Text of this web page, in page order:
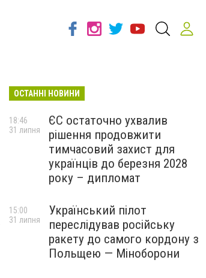
ОСТАННІ НОВИНИ
ЄС остаточно ухвалив
рішення продовжити
тимчасовий захист для
українців до березня 2028
року – дипломат
18:46
31 липня
Український пілот
переслідував російську
ракету до самого кордону з
Польщею — Міноборони
15:00
31 липня